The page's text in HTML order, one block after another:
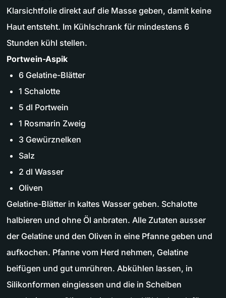
Klarsichtfolie direkt auf die Masse geben, damit keine
Haut entsteht. Im Kühlschrank für mindestens 6
Stunden kühl stellen.
Portwein-Aspik
6 Gelatine-Blätter
1 Schalotte
5 dl Portwein
1 Rosmarin Zweig
3 Gewürznelken
Salz
2 dl Wasser
Oliven
Gelatine-Blätter in kaltes Wasser geben. Schalotte
halbieren und ohne Öl anbraten. Alle Zutaten ausser
der Gelatine und den Oliven in eine Pfanne geben und
aufkochen. Pfanne vom Herd nehmen, Gelatine
beifügen und gut umrühren. Abkühlen lassen, in
Silikonformen eingiessen und die in Scheiben